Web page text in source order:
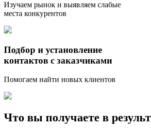
Изучаем рынок и выявляем слабые
места конкурентов
Подбор и установление
контактов с заказчиками
Помогаем найти новых клиентов
Что вы получаете в